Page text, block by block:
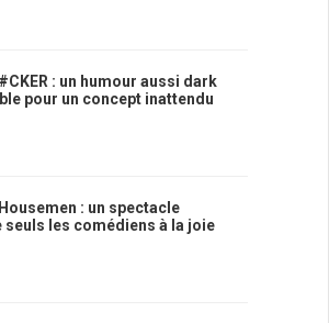
: un humour aussi dark
pour un concept inattendu
: un spectacle
seuls les comédiens à la joie